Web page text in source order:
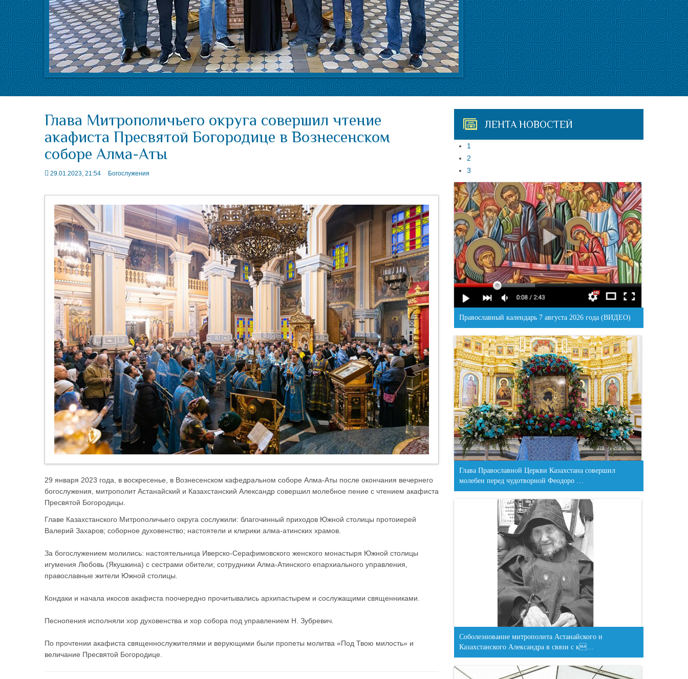
Глава Митрополичьего округа совершил чтение
акафиста Пресвятой Богородице в Вознесенском
соборе Алма-Аты
29.01.2023, 21:54 Богослужения
29 января 2023 года, в воскресенье, в Вознесенском кафедральном соборе Алма-Аты после окончания вечернего
богослужения, митрополит Астанайский и Казахстанский Александр совершил молебное пение с чтением акафиста
Пресвятой Богородицы.
Главе Казахстанского Митрополичьего округа сослужили: благочинный приходов Южной столицы протоиерей
Валерий Захаров; соборное духовенство; настоятели и клирики алма-атинских храмов.
За богослужением молились: настоятельница Иверско-Серафимовского женского монастыря Южной столицы
игумения Любовь (Якушкина) с сестрами обители; сотрудники Алма-Атинского епархиального управления,
православные жители Южной столицы.
Кондаки и начала икосов акафиста поочередно прочитывались архипастырем и сослужащими священниками.
Песнопения исполняли хор духовенства и хор собора под управлением Н. Зубревич.
По прочтении акафиста священнослужителями и верующими были пропеты молитва «Под Твою милость» и
величание Пресвятой Богородице.
ЛЕНТА НОВОСТЕЙ
1
2
3
Православный календарь 7 августа 2026 года (ВИДЕО)
Глава Православной Церкви Казахстана совершил
молебен перед чудотворной Феодоро …
Соболезнование митрополита Астанайского и
Казахстанского Александра в связи с к…